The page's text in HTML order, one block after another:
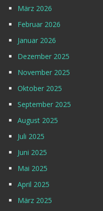
März 2026
Februar 2026
Januar 2026
Dezember 2025
November 2025
Oktober 2025
September 2025
August 2025
Juli 2025
Juni 2025
Mai 2025
April 2025
März 2025